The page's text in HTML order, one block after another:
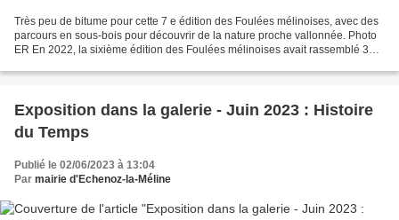
Très peu de bitume pour cette 7 e édition des Foulées mélinoises, avec des
parcours en sous-bois pour découvrir de la nature proche vallonnée. Photo
ER En 2022, la sixième édition des Foulées mélinoises avait rassemblé 35
Exposition dans la galerie - Juin 2023 : Histoire
du Temps
Publié le 02/06/2023 à 13:04
Par mairie d'Echenoz-la-Méline